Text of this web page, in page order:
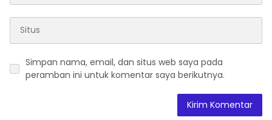
Simpan nama, email, dan situs web saya pada
peramban ini untuk komentar saya berikutnya.